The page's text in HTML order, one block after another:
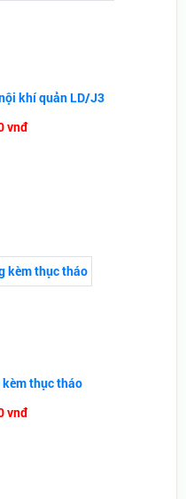
khí quản LD/J3
vnđ
thục tháo
vnđ